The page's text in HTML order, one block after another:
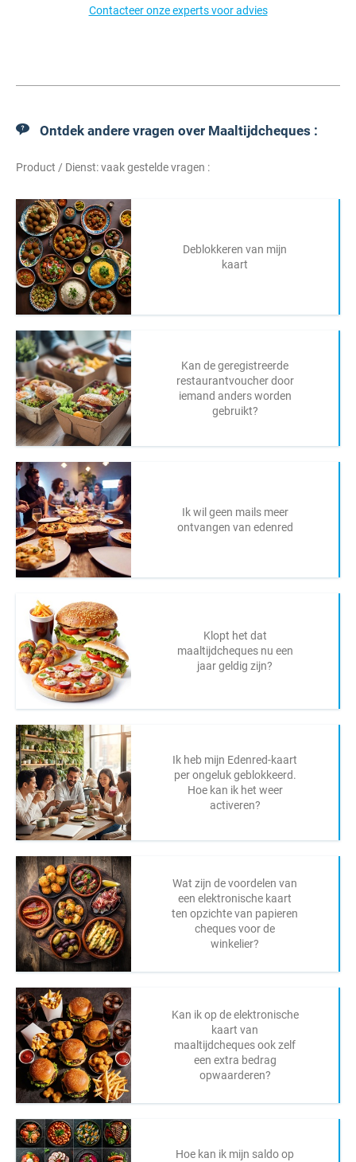
Contacteer onze experts voor advies
Ontdek andere vragen over Maaltijdcheques :
Product / Dienst: vaak gestelde vragen :
Deblokkeren van mijn
kaart
Kan de geregistreerde
restaurantvoucher door
iemand anders worden
gebruikt?
Ik wil geen mails meer
ontvangen van edenred
Klopt het dat
maaltijdcheques nu een
jaar geldig zijn?
Ik heb mijn Edenred-kaart
per ongeluk geblokkeerd.
Hoe kan ik het weer
activeren?
Wat zijn de voordelen van
een elektronische kaart
ten opzichte van papieren
cheques voor de
winkelier?
Kan ik op de elektronische
kaart van
maaltijdcheques ook zelf
een extra bedrag
opwaarderen?
Hoe kan ik mijn saldo op